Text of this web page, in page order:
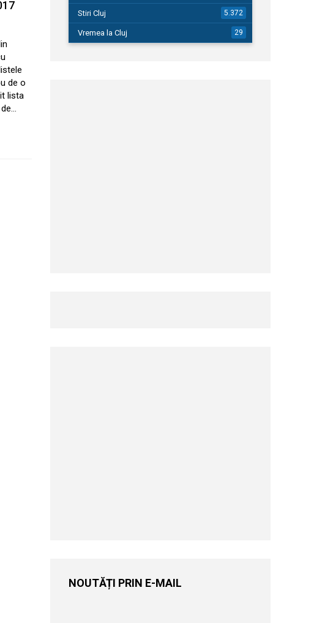
de o
lista
Stiri Cluj 5.372
Vremea la Cluj 29
NOUTĂȚI PRIN E-MAIL